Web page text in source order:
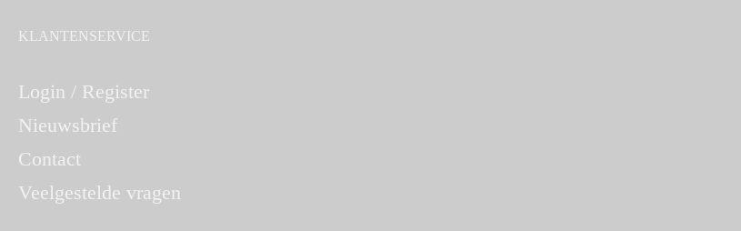
KLANTENSERVICE
Login / Register
Nieuwsbrief
Contact
Veelgestelde vragen